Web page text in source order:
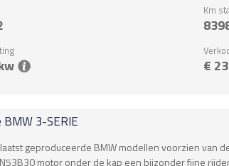
Km
€
BMW 3-SERIE
geproduceerde BMW modellen voorzien van
motor onder de kap een bijzonder fijne